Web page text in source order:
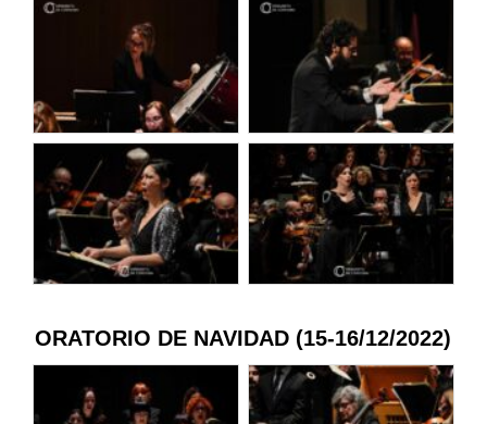
ORATORIO DE NAVIDAD (15-16/12/2022)